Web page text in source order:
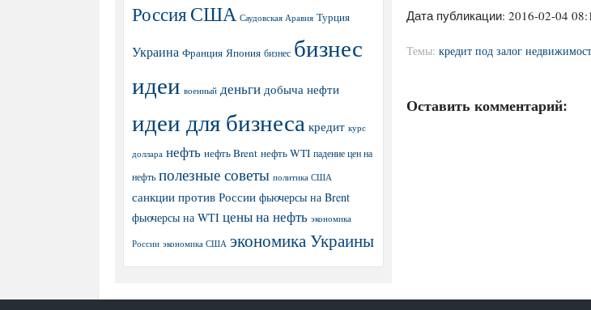
Дата публикации: 2016-02-04
Темы: кредит под залог
Оставить комментарий:
РоссияСША Саудовская Аравия Турция
Украина Франция Япония бизнес бизнес
идеи военный деньги добыча нефти
идеи для бизнеса кредит курс
доллара нефть нефть Brent нефть WTI падение цен на
нефть полезные советы политика США
санкции против России фьючерсы на Brent
фьючерсы на WTI цены на нефть экономика
России экономика США экономика Украины